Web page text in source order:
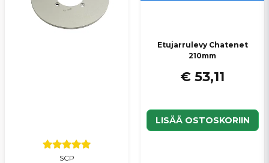
SCP
Etujarrulevy Chatenet
210mm
€ 53,11
LISÄÄ OSTOSKORIIN